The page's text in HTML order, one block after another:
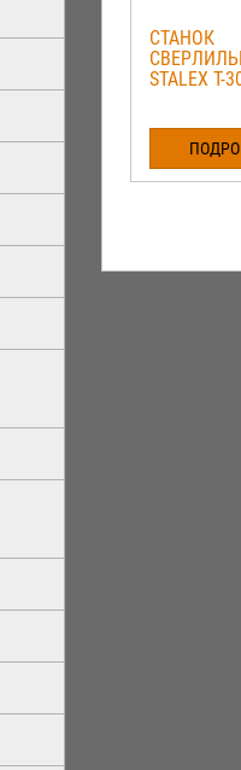
СТАНОК
STALEX T-